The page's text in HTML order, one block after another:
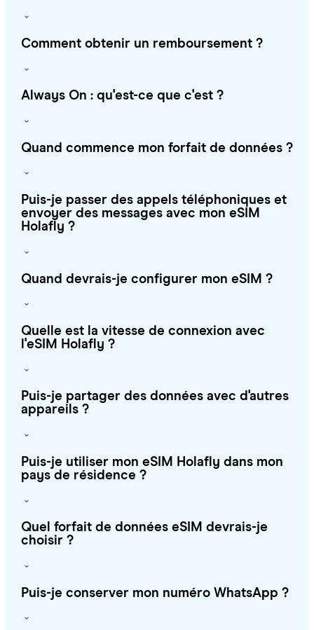
Comment obtenir un remboursement ?
Always On : qu'est-ce que c'est ?
Quand commence mon forfait de données ?
Puis-je passer des appels téléphoniques et
envoyer des messages avec mon eSIM
Holafly ?
Quand devrais-je configurer mon eSIM ?
Quelle est la vitesse de connexion avec
l'eSIM Holafly ?
Puis-je partager des données avec d'autres
appareils ?
Puis-je utiliser mon eSIM Holafly dans mon
pays de résidence ?
Quel forfait de données eSIM devrais-je
choisir ?
Puis-je conserver mon numéro WhatsApp ?